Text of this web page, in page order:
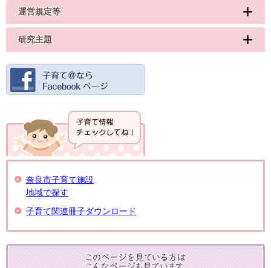
運営規定等
研究主題
奈良市子育て施設
地域で探す
子育て関連冊子ダウンロード